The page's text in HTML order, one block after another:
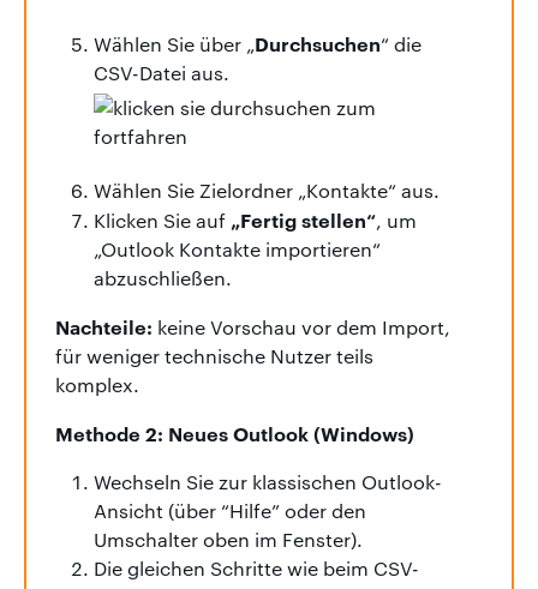
Wählen Sie über „Durchsuchen“ die
CSV-Datei aus.
Wählen Sie Zielordner „Kontakte“ aus.
Klicken Sie auf „Fertig stellen“, um
„Outlook Kontakte importieren“
abzuschließen.
Nachteile: keine Vorschau vor dem Import,
für weniger technische Nutzer teils
komplex.
Methode 2: Neues Outlook (Windows)
Wechseln Sie zur klassischen Outlook-
Ansicht (über “Hilfe” oder den
Umschalter oben im Fenster).
Die gleichen Schritte wie beim CSV-